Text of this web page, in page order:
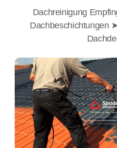
Dachreinigung
Dachbeschichtungen